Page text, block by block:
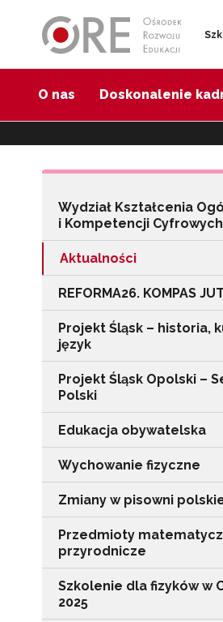
O nas Doskonalenie
Wydział Kształcenia
i Kompetencji Cyfrowych
Aktualności
REFORMA26. KOMPAS
Projekt Śląsk – historia,
język
Projekt Śląsk Opolski –
Polski
Edukacja obywatelska
Wychowanie fizyczne
Zmiany w pisowni
Przedmioty
przyrodnicze
Szkolenie dla fizyków w
2025